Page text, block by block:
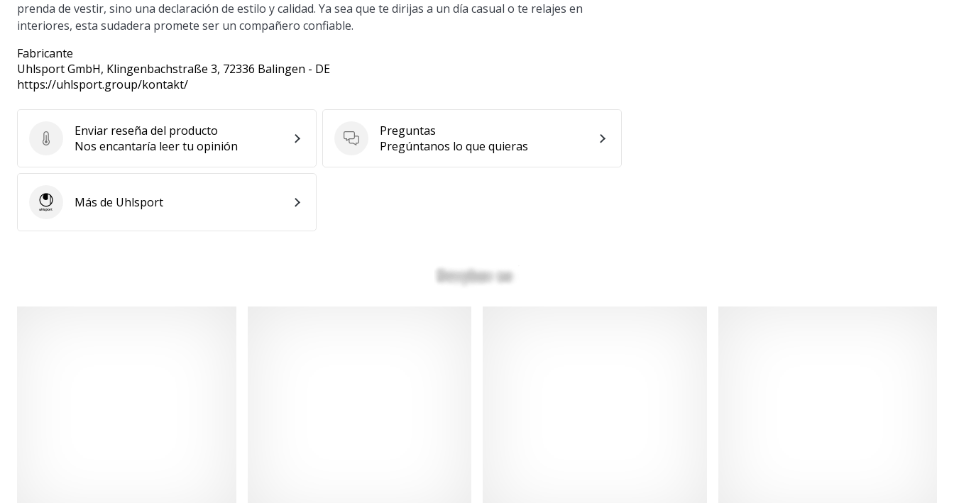
prenda de vestir, sino una declaración de estilo y calidad. Ya sea que te dirijas a un día casual o te relajes en
interiores, esta sudadera promete ser un compañero confiable.
Fabricante
Uhlsport GmbH, Klingenbachstraße 3, 72336 Balingen - DE
https://uhlsport.group/kontakt/
Enviar reseña del producto
Enviar reseña del producto
Nos encantaría leer tu opinión
Preguntas
Preguntas
Pregúntanos lo que quieras
UhlsportMás de Uhlsport